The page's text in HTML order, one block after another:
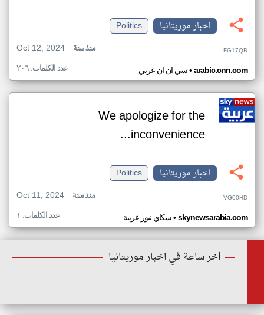
اخبار موريتانيا
Politics
Oct 12, 2024
منذ سنة FG17QB
سي ان ان عربي• arabic.cnn.com عدد الكلمات: ٢٠٦
We apologize for the
inconvenience...
اخبار موريتانيا
Politics
Oct 11, 2024
منذ سنة VG00HD
سكاي نيوز عربية• skynewsarabia.com عدد الكلمات: ١
أخر ساعة في اخبار موريتانيا